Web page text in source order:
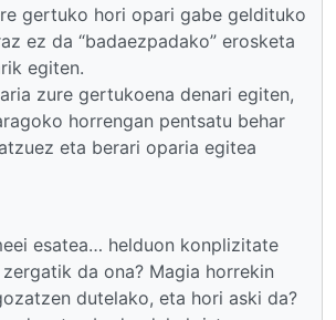
gertuko hori opari gabe geldituko
ez da “badaezpadako” erosketa
egiten.
zure gertukoena denari egiten,
horrengan pentsatu behar
eta berari oparia egitea
esatea… helduon konplizitate
da ona? Magia horrekin
dutelako, eta hori aski da?